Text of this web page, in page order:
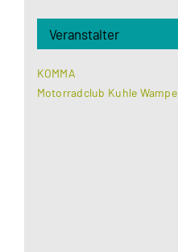
Veranstalter
KOMMA
Motorradclub Kuhle Wampe